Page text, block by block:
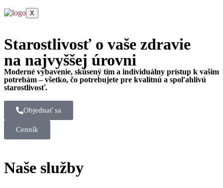
X
Starostlivosť o vaše zdravie
na najvyššej úrovni
Moderné vybavenie, skúsený tím a individuálny prístup k vašim
potrebám – všetko, čo potrebujete pre kvalitnú a spoľahlivú
starostlivosť.
Objednať sa
Cenník
Naše služby